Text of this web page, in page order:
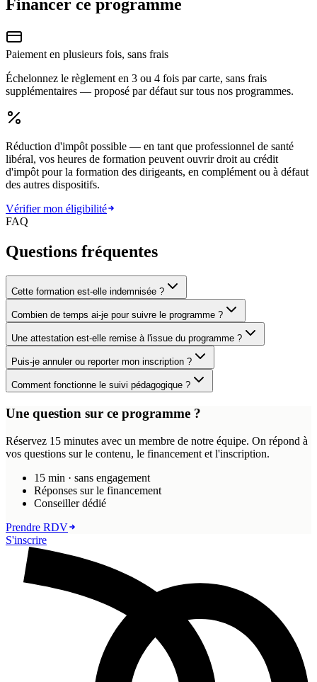
Financer ce programme
Paiement en plusieurs fois, sans frais
Échelonnez le règlement en 3 ou 4 fois par carte, sans frais
supplémentaires — proposé par défaut sur tous nos programmes.
Réduction d'impôt possible — en tant que professionnel de santé
libéral, vos heures de formation peuvent ouvrir droit au crédit
d'impôt pour la formation des dirigeants, en complément ou à défaut
des autres dispositifs.
Vérifier mon éligibilité
FAQ
Questions fréquentes
Cette formation est-elle indemnisée ?
Combien de temps ai-je pour suivre le programme ?
Une attestation est-elle remise à l'issue du programme ?
Puis-je annuler ou reporter mon inscription ?
Comment fonctionne le suivi pédagogique ?
Une question sur ce programme ?
Réservez 15 minutes avec un membre de notre équipe. On répond à
vos questions sur le contenu, le financement et l'inscription.
15 min · sans engagement
Réponses sur le financement
Conseiller dédié
Prendre RDV
S'inscrire